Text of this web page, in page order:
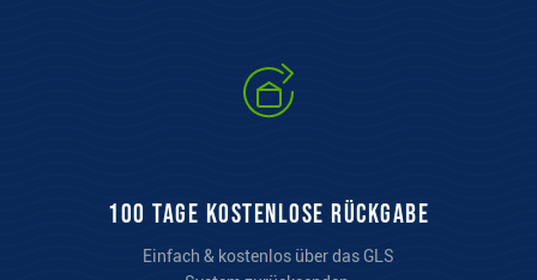
100 Tage kostenlose Rückgabe
Einfach & kostenlos über das GLS